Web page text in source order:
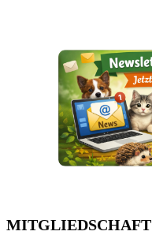
MITGLIEDSCHAFT